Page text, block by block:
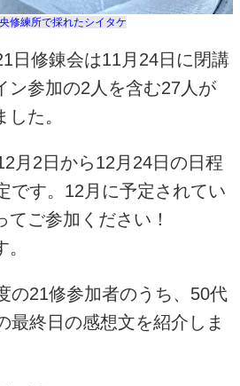
修練所で採れたシイタケ
日修錬会は11 月 24日に閉講
ン参加の2人を含む27人が
た。
月 2 日から12 月 24日の日程
です。 12 月に予定されてい
ご参加ください！
の21修参加者のうち、 50代
最終日の感想文を紹介しま